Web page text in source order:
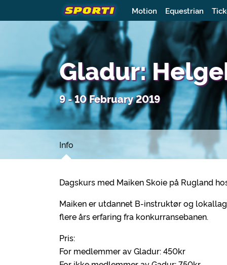
Motion Equestrian
Gladur:
9 - 10 February 2019
Info
Dagskurs med Maiken Skoie på Rugland
Maiken er utdannet B-instruktør og
flere års erfaring fra konkurransebanen.
Pris:
For medlemmer av Gladur: 450kr